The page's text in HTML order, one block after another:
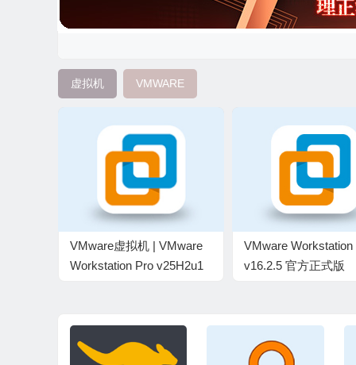
虚拟机 VMWARE
VMware虚拟机 | VMware
Workstation Pro v25H2u1
VMware Workstation
v16.2.5 官方正式版